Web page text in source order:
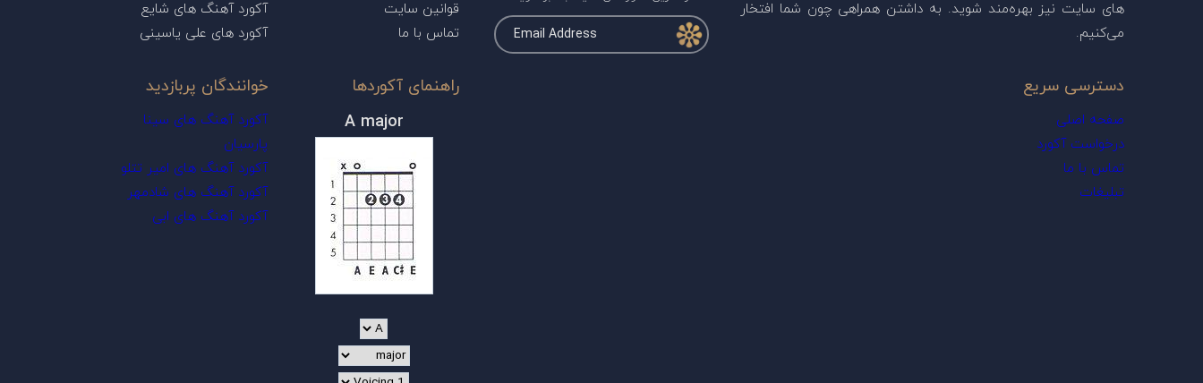
های سایت نیز بهره‌مند شوید. به داشتن همراهی چون شما افتخار
می‌کنیم.
دسترسی سریع
صفحه اصلی
درخواست آکورد
تماس با ما
تبلیغات
قوانین سایت
تماس با ما
راهنمای آکوردها
A major
آکورد آهنگ های شایع
آکورد های علی یاسینی
خوانندگان پربازدید
آکورد آهنگ های سینا
پارسیان
آکورد آهنگ های امیر تتلو
آکورد آهنگ های شادمهر
آکورد آهنگ های ابی